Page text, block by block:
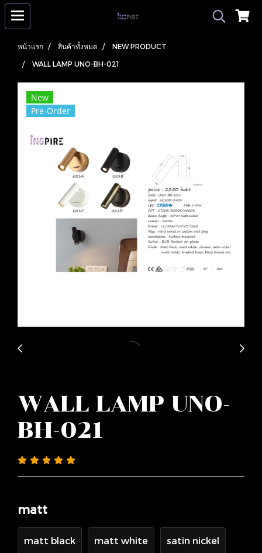
หน้าแรก สินค้าทั้งหมด NEW PRODUCT
WALL LAMP UNO-BH-021
New
Pre-Order
WALL LAMP UNO-
BH-021
matt
matt black matt white satin nickel